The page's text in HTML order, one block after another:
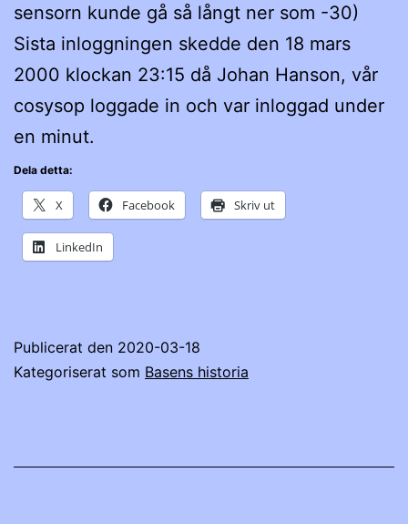
sensorn kunde gå så långt ner som -30)
Sista inloggningen skedde den 18 mars
2000 klockan 23:15 då Johan Hanson, vår
cosysop loggade in och var inloggad under
en minut.
Dela detta:
X Facebook Skriv ut
LinkedIn
Publicerat den 2020-03-18
Kategoriserat som Basens historia